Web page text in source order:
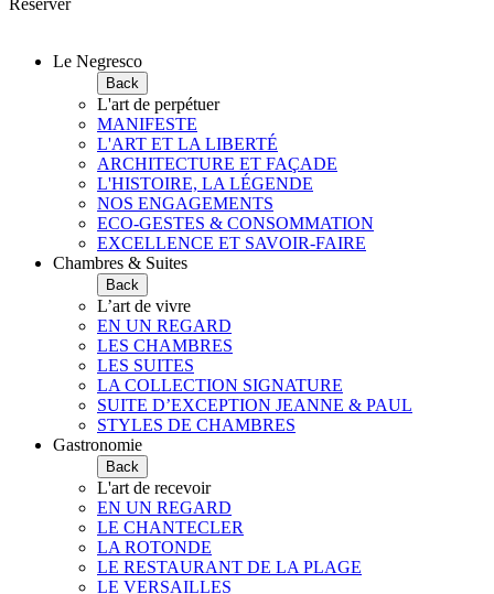
Réserver
Le Negresco
Back
L'art de perpétuer
MANIFESTE
L'ART ET LA LIBERTÉ
ARCHITECTURE ET FAÇADE
L'HISTOIRE, LA LÉGENDE
NOS ENGAGEMENTS
ECO-GESTES & CONSOMMATION
EXCELLENCE ET SAVOIR-FAIRE
Chambres & Suites
Back
L’art de vivre
EN UN REGARD
LES CHAMBRES
LES SUITES
LA COLLECTION SIGNATURE
SUITE D’EXCEPTION JEANNE & PAUL
STYLES DE CHAMBRES
Gastronomie
Back
L'art de recevoir
EN UN REGARD
LE CHANTECLER
LA ROTONDE
LE RESTAURANT DE LA PLAGE
LE VERSAILLES